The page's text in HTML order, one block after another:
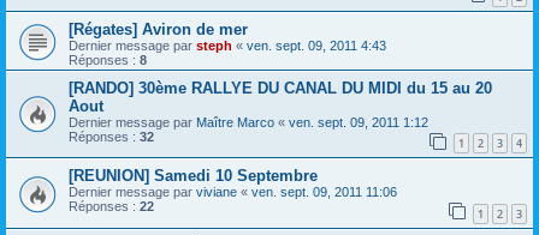
[Régates] Aviron de mer
Dernier message par steph « ven. sept. 09, 2011 4:43
Réponses : 8
[RANDO] 30ème RALLYE DU CANAL DU MIDI du 15 au 20
Aout
Dernier message par Maître Marco « ven. sept. 09, 2011 1:12
Réponses : 32 1 2 3 4
[REUNION] Samedi 10 Septembre
Dernier message par viviane « ven. sept. 09, 2011 11:06
Réponses : 22 1 2 3